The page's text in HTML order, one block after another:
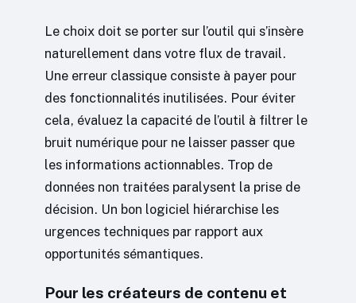
Le choix doit se porter sur l’outil qui s’insère
naturellement dans votre flux de travail.
Une erreur classique consiste à payer pour
des fonctionnalités inutilisées. Pour éviter
cela, évaluez la capacité de l’outil à filtrer le
bruit numérique pour ne laisser passer que
les informations actionnables. Trop de
données non traitées paralysent la prise de
décision. Un bon logiciel hiérarchise les
urgences techniques par rapport aux
opportunités sémantiques.
Pour les créateurs de contenu et